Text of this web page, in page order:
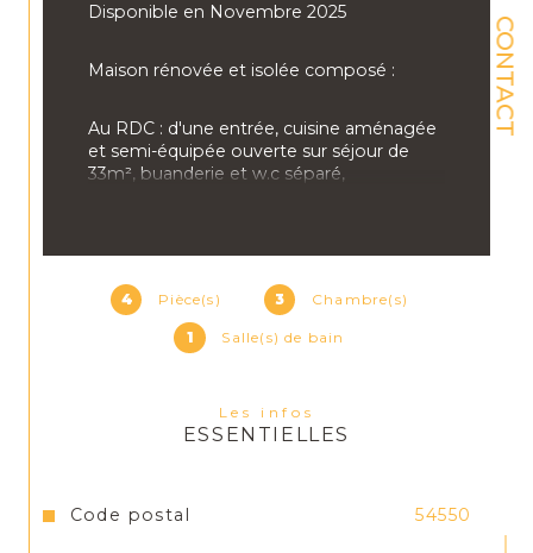
CONTACT
4 Pièce(s) 3 Chambre(s)
1 Salle(s) de bain
Les infos
ESSENTIELLES
Caractéristiques Valeurs
Code postal 54550
Disponible en Novembre 2025
Maison rénovée et isolée composé :
Au RDC : d'une entrée, cuisine aménagée
et semi-équipée ouverte sur séjour de
33m², buanderie et w.c séparé,
avec dressing, une chambre mezzanine
2eme étage : 1 chambre mansardée
Honoraire : 690 €